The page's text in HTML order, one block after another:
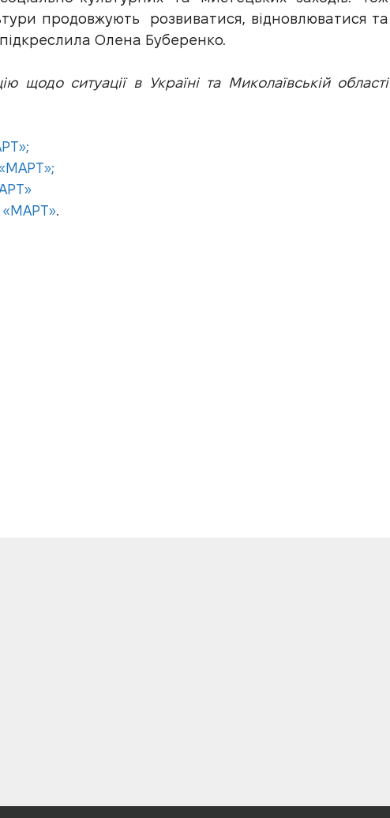
продовжують розвиватися, відновлюватися та
Олена Буберенко.
щодо ситуації в Україні та Миколаївській області
«МАРТ».